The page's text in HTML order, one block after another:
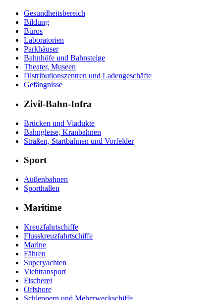
Gesundheitsbereich
Bildung
Büros
Laboratorien
Parkhäuser
Bahnhöfe und Bahnsteige
Theater, Museen
Distributionszentren und Ladengeschäfte
Gefängnisse
Zivil-Bahn-Infra
Brücken und Viadukte
Bahngleise, Kranbahnen
Straßen, Startbahnen und Vorfelder
Sport
Außenbahnen
Sporthallen
Maritime
Kreuzfahrtschiffe
Flusskreuzfahrtschiffe
Marine
Fähren
Superyachten
Viehtransport
Fischerei
Offshore
Schleppern und Mehrzweckschiffe